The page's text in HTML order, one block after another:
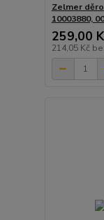
Zelmer
10003880,
259,00
214,05 Kč